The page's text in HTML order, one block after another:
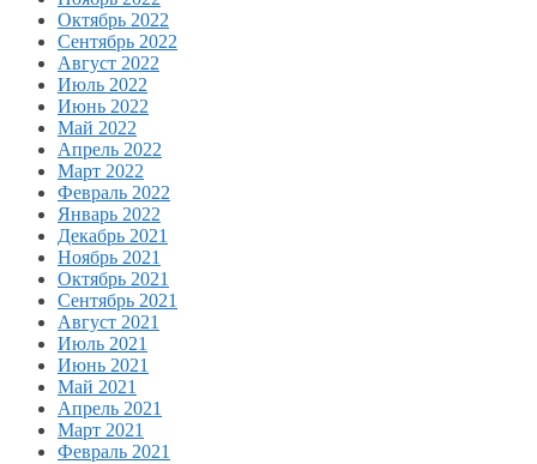
Октябрь 2022
Сентябрь 2022
Август 2022
Июль 2022
Июнь 2022
Май 2022
Апрель 2022
Март 2022
Февраль 2022
Январь 2022
Декабрь 2021
Ноябрь 2021
Октябрь 2021
Сентябрь 2021
Август 2021
Июль 2021
Июнь 2021
Май 2021
Апрель 2021
Март 2021
Февраль 2021